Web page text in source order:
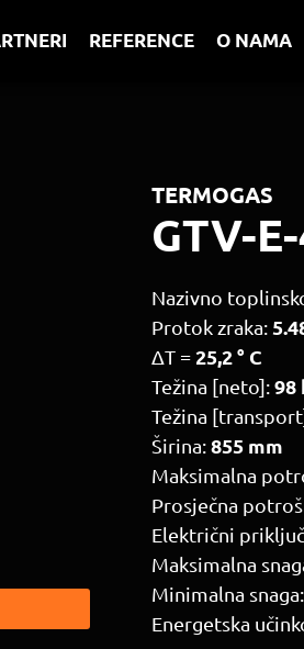
REFERENCE O
TERMOGAS
GTV-
Nazivno
Protok zraka:
ΔT =25,2 ° C
Težina [neto]:98
Težina
Širina:855 mm
Maksimalna
Prosječna
Električni
Maksimalna
Minimalna snaga:
Energetska